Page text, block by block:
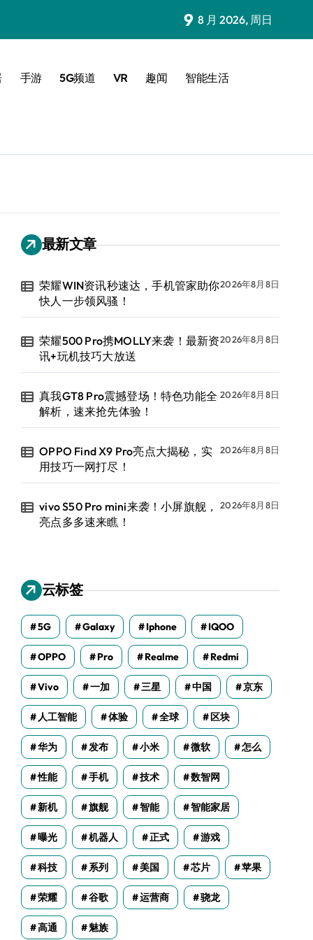
9 8 月 2026, 周日
手游 5G频道 VR 趣闻 智能生活
最新文章
荣耀WIN资讯秒速达，手机管家助你
快人一步领风骚！
2026年8月8日
荣耀500 Pro携MOLLY来袭！最新资
讯+玩机技巧大放送
2026年8月8日
真我GT8 Pro震撼登场！特色功能全
解析，速来抢先体验！
2026年8月8日
OPPO Find X9 Pro亮点大揭秘，实
用技巧一网打尽！
2026年8月8日
vivo S50 Pro mini来袭！小屏旗舰，
亮点多多速来瞧！
2026年8月8日
云标签
5G Galaxy Iphone IQOO
OPPO Pro Realme Redmi
Vivo 一加 三星 中国 京东
人工智能 体验 全球 区块
华为 发布 小米 微软 怎么
性能 手机 技术 数智网
新机 旗舰 智能 智能家居
曝光 机器人 正式 游戏
科技 系列 美国 芯片 苹果
荣耀 谷歌 运营商 骁龙
高通 魅族